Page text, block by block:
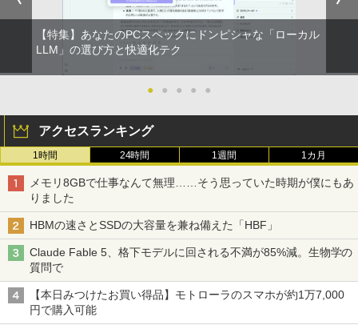
【特集】あなたのPCスペックにドンピシャな「ローカル
LLM」の選び方と快適化テク
● ● ● ● ●
アクセスランキング
1時間 24時間 1週間 1カ月
メモリ8GBで仕事なんて無理……そう思っていた時期が僕にもあ
りました
HBMの速さとSSDの大容量を兼ね備えた「HBF」
Claude Fable 5、格下モデルに回される不満が85%減。生物学の
質問で
【本日みつけたお買い得品】モトローラのスマホが約1万7,000
円で購入可能